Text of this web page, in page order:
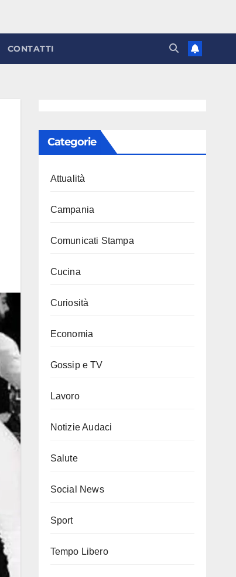
CONTATTI
Categorie
Attualità
Campania
Comunicati Stampa
Cucina
Curiosità
Economia
Gossip e TV
Lavoro
Notizie Audaci
Salute
Social News
Sport
Tempo Libero